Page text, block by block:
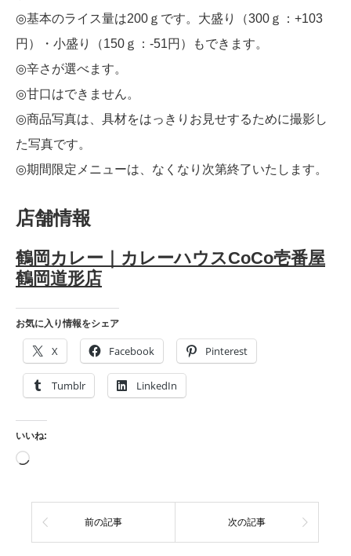
◎基本のライス量は200ｇです。大盛り（300ｇ：+103
円）・小盛り（150ｇ：-51円）もできます。
◎辛さが選べます。
◎甘口はできません。
◎商品写真は、具材をはっきりお見せするために撮影し
た写真です。
◎期間限定メニューは、なくなり次第終了いたします。
店舗情報
鶴岡カレー｜カレーハウスCoCo壱番屋
鶴岡道形店
お気に入り情報をシェア
X Facebook Pinterest
Tumblr LinkedIn
いいね:
読
み
中…
前の記事 次の記事